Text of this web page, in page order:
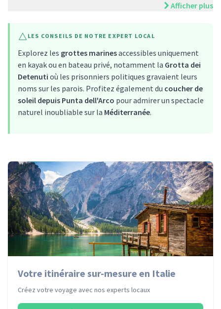
Afficher plus
LES CONSEILS DE NOTRE EXPERT LOCAL
Explorez les grottes marinesaccessibles uniquement
en kayak ou en bateau privé, notamment la Grotta dei
Detenuti où les prisonniers politiques gravaient leurs
noms sur les parois. Profitez également du coucher de
soleil depuis Punta dell'Arco pour admirer un spectacle
naturel inoubliable sur la Méditerranée.
Votre itinéraire sur-mesure en Italie
Créez votre voyage avec nos experts locaux